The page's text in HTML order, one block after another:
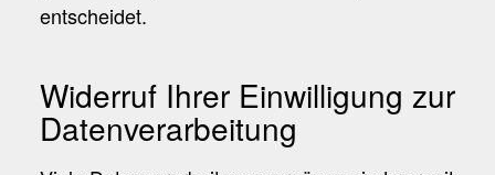
entscheidet.
Widerruf Ihrer Einwilligung zur
Datenverarbeitung